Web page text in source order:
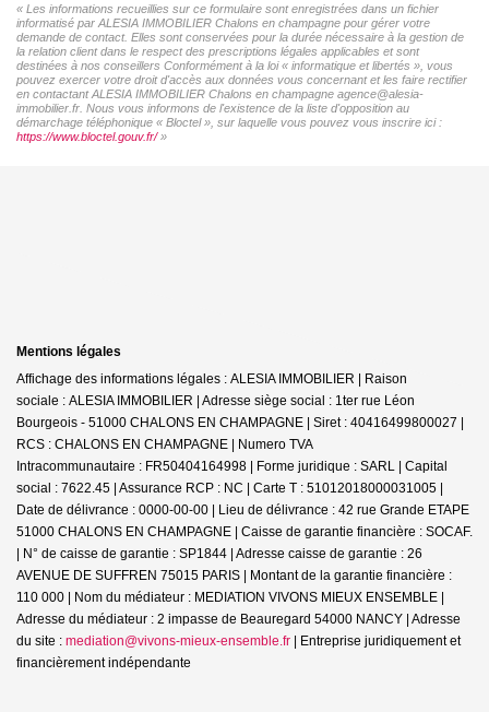
« Les informations recueillies sur ce formulaire sont enregistrées dans un fichier
informatisé par ALESIA IMMOBILIER Chalons en champagne pour gérer votre
demande de contact. Elles sont conservées pour la durée nécessaire à la gestion de
la relation client dans le respect des prescriptions légales applicables et sont
destinées à nos conseillers Conformément à la loi « informatique et libertés », vous
pouvez exercer votre droit d'accès aux données vous concernant et les faire rectifier
en contactant ALESIA IMMOBILIER Chalons en champagne agence@alesia-
immobilier.fr. Nous vous informons de l'existence de la liste d'opposition au
démarchage téléphonique « Bloctel », sur laquelle vous pouvez vous inscrire ici :
https://www.bloctel.gouv.fr/»
Mentions légales
Affichage des informations légales : ALESIA IMMOBILIER | Raison
sociale : ALESIA IMMOBILIER | Adresse siège social : 1ter rue Léon
Bourgeois - 51000 CHALONS EN CHAMPAGNE | Siret : 40416499800027 |
RCS : CHALONS EN CHAMPAGNE | Numero TVA
Intracommunautaire : FR50404164998 | Forme juridique : SARL | Capital
social : 7622.45 | Assurance RCP : NC | Carte T : 51012018000031005 |
Date de délivrance : 0000-00-00 | Lieu de délivrance : 42 rue Grande ETAPE
51000 CHALONS EN CHAMPAGNE | Caisse de garantie financière : SOCAF.
| N° de caisse de garantie : SP1844 | Adresse caisse de garantie : 26
AVENUE DE SUFFREN 75015 PARIS | Montant de la garantie financière :
110 000 | Nom du médiateur : MEDIATION VIVONS MIEUX ENSEMBLE |
Adresse du médiateur : 2 impasse de Beauregard 54000 NANCY | Adresse
du site : mediation@vivons-mieux-ensemble.fr | Entreprise juridiquement et
financièrement indépendante